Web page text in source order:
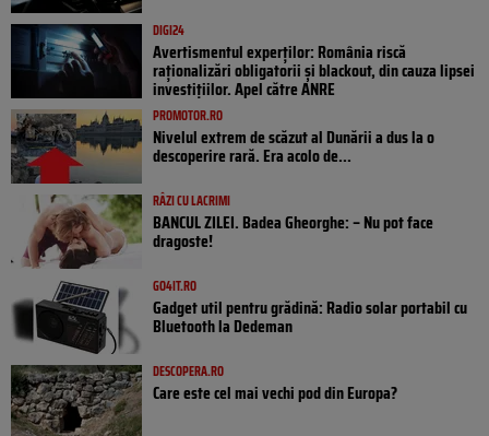
DIGI24
Avertismentul experților: România riscă
raționalizări obligatorii și blackout, din cauza lipsei
investițiilor. Apel către ANRE
PROMOTOR.RO
Nivelul extrem de scăzut al Dunării a dus la o
descoperire rară. Era acolo de...
RÂZI CU LACRIMI
BANCUL ZILEI. Badea Gheorghe: – Nu pot face
dragoste!
GO4IT.RO
Gadget util pentru grădină: Radio solar portabil cu
Bluetooth la Dedeman
DESCOPERA.RO
Care este cel mai vechi pod din Europa?